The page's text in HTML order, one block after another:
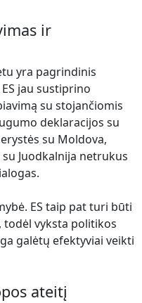
ir
yra pagrindinis
jau sustiprino
su stojančiomis
deklaracijos su
su Moldova,
Juodkalnija netrukus
ES taip pat turi būti
vyksta politikos
galėtų efektyviai veikti
ateitį